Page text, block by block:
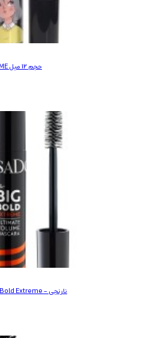
ریمل افکشن مدل WONDER VOLUME حجم 12 میل
ریمل حجم دهنده ایزادورا، مدل Big Bold Extreme – نارنجی